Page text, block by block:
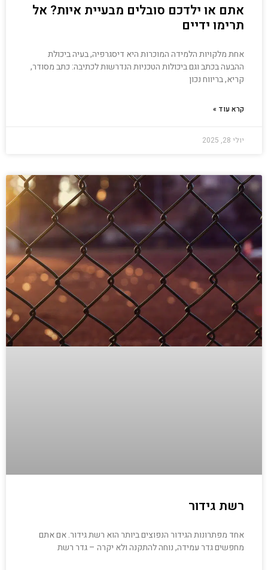
אתם או ילדכם סובלים מבעיית איות? אל
תרימו ידיים
אחת מלקויות הלמידה המוכרות היא דיסגרפיה, בעיה ביכולת
ההבעה בכתב וגם ביכולות הטכניות הנדרשות לכתיבה: כתב מסודר,
קריא, בריווח נכון
קרא עוד »
יולי 28, 2025
רשת גידור
אחד מפתרונות הגידור הנפוצים ביותר הוא רשת גידור. אם אתם
מחפשים גדר עמידה, נוחה להתקנה ולא יקרה – גדר רשת